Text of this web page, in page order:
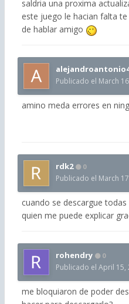
saldria una proxima
este juego le hacian falta
de hablar amigo
Publicado el March
amino meda errores en
rdk2 0
Publicado el March
cuando se descargue
quien me puede explicar
rohendry 0
Publicado el April 15,
me bloquiaron de poder